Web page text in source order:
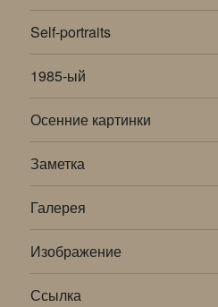
Self-portraits
1985-ый
Осенние картинки
Заметка
Галерея
Изображение
Ссылка